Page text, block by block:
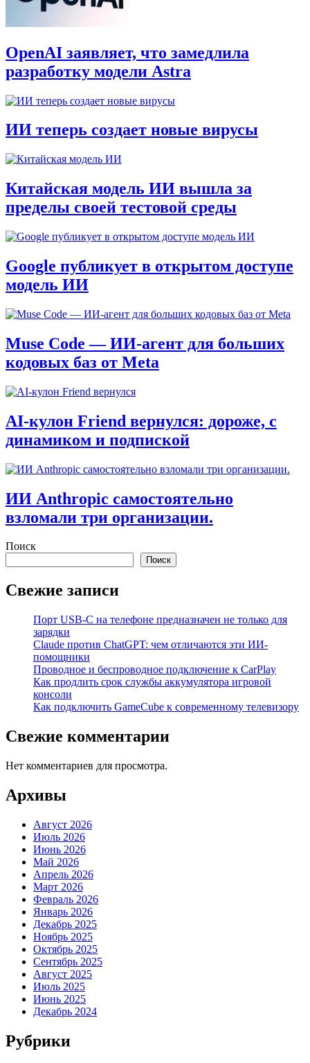
OpenAI заявляет, что замедлила
разработку модели Astra
ИИ теперь создает новые вирусы
Китайская модель ИИ вышла за
пределы своей тестовой среды
Google публикует в открытом доступе
модель ИИ
Muse Code — ИИ-агент для больших
кодовых баз от Meta
AI‑кулон Friend вернулся: дороже, с
динамиком и подпиской
ИИ Anthropic самостоятельно
взломали три организации.
Поиск
Поиск
Свежие записи
Порт USB-C на телефоне предназначен не только для
зарядки
Claude против ChatGPT: чем отличаются эти ИИ-
помощники
Проводное и беспроводное подключение к CarPlay
Как продлить срок службы аккумулятора игровой
консоли
Как подключить GameCube к современному телевизору
Свежие комментарии
Нет комментариев для просмотра.
Архивы
Август 2026
Июль 2026
Июнь 2026
Май 2026
Апрель 2026
Март 2026
Февраль 2026
Январь 2026
Декабрь 2025
Ноябрь 2025
Октябрь 2025
Сентябрь 2025
Август 2025
Июль 2025
Июнь 2025
Декабрь 2024
Рубрики